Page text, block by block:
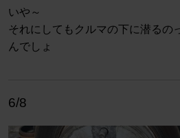
いや～
それにしてもクルマの下に潜るの
んでしょ
6/8